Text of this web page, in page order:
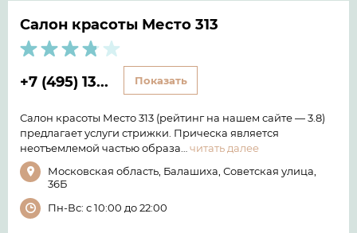
Салон красоты Место 313
+7 (495) 13... Показать
Салон красоты Место 313 (рейтинг на нашем сайте — 3.8)
предлагает услуги стрижки. Прическа является
неотъемлемой частью образа… читать далее
Московская область, Балашиха, Советская улица,
36Б
Пн-Вс: с 10:00 до 22:00